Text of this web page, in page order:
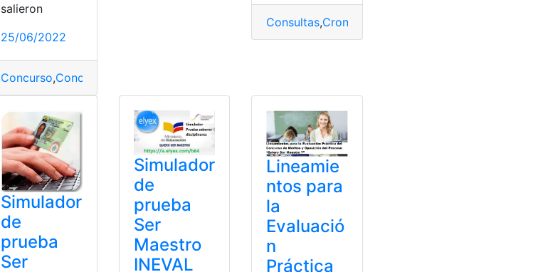
salieron
25/06/2022
Concurso,Concurso de méritos
Consultas,Cronograma
Simulador
de
prueba
Ser
Simulador
de
prueba
Ser
Maestro
INEVAL
Lineamie
ntos para
la
Evaluació
n
Práctica